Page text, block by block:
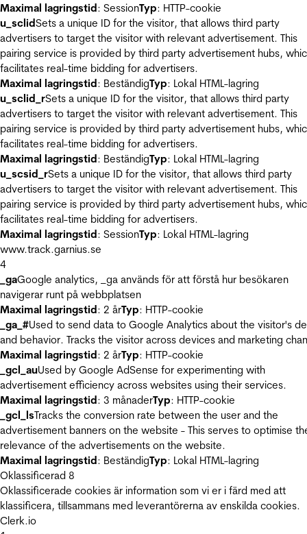
Maximal lagringstid: SessionTyp: HTTP-cookie
u_sclidSets a unique ID for the visitor, that allows third party
advertisers to target the visitor with relevant advertisement. This
pairing service is provided by third party advertisement hubs,
facilitates real-time bidding for advertisers.
Maximal lagringstid: BeständigTyp: Lokal HTML-lagring
u_sclid_rSets a unique ID for the visitor, that allows third party
advertisers to target the visitor with relevant advertisement. This
pairing service is provided by third party advertisement hubs,
facilitates real-time bidding for advertisers.
Maximal lagringstid: BeständigTyp: Lokal HTML-lagring
u_scsid_rSets a unique ID for the visitor, that allows third party
advertisers to target the visitor with relevant advertisement. This
pairing service is provided by third party advertisement hubs,
facilitates real-time bidding for advertisers.
Maximal lagringstid: SessionTyp: Lokal HTML-lagring
www.track.garnius.se
4
_gaGoogle analytics, _ga används för att förstå hur besökaren
navigerar runt på webbplatsen
Maximal lagringstid: 2 årTyp: HTTP-cookie
_ga_#Used to send data to Google Analytics about the visitor's
and behavior. Tracks the visitor across devices and marketing
Maximal lagringstid: 2 årTyp: HTTP-cookie
_gcl_auUsed by Google AdSense for experimenting with
advertisement efficiency across websites using their services.
Maximal lagringstid: 3 månaderTyp: HTTP-cookie
_gcl_lsTracks the conversion rate between the user and the
advertisement banners on the website - This serves to optimise
relevance of the advertisements on the website.
Maximal lagringstid: BeständigTyp: Lokal HTML-lagring
Oklassificerad 8
Oklassificerade cookies är information som vi er i färd med att
klassificera, tillsammans med leverantörerna av enskilda cookies.
Clerk.io